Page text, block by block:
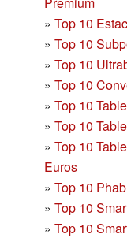
» Top 10
» Top 10
» Top 10
» Top 10
» Top 10
» Top 10
» Top 10
Euros
» Top 10
» Top 10
» Top 10